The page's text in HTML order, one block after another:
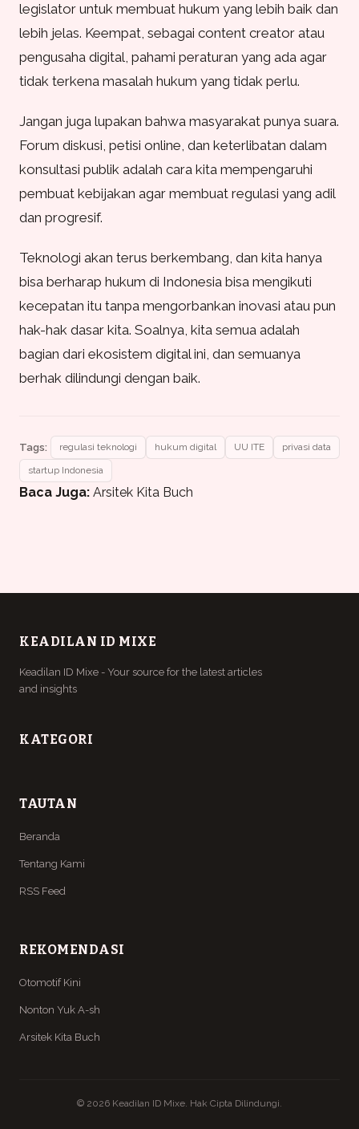
legislator untuk membuat hukum yang lebih baik dan
lebih jelas. Keempat, sebagai content creator atau
pengusaha digital, pahami peraturan yang ada agar
tidak terkena masalah hukum yang tidak perlu.
Jangan juga lupakan bahwa masyarakat punya suara.
Forum diskusi, petisi online, dan keterlibatan dalam
konsultasi publik adalah cara kita mempengaruhi
pembuat kebijakan agar membuat regulasi yang adil
dan progresif.
Teknologi akan terus berkembang, dan kita hanya
bisa berharap hukum di Indonesia bisa mengikuti
kecepatan itu tanpa mengorbankan inovasi atau pun
hak-hak dasar kita. Soalnya, kita semua adalah
bagian dari ekosistem digital ini, dan semuanya
berhak dilindungi dengan baik.
Tags: regulasi teknologi hukum digital UU ITE privasi data
startup Indonesia
Baca Juga: Arsitek Kita Buch
KEADILAN ID MIXE
Keadilan ID Mixe - Your source for the latest articles
and insights
KATEGORI
TAUTAN
Beranda
Tentang Kami
RSS Feed
REKOMENDASI
Otomotif Kini
Nonton Yuk A-sh
Arsitek Kita Buch
© 2026 Keadilan ID Mixe. Hak Cipta Dilindungi.